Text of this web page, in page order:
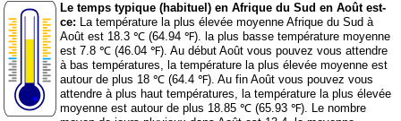
Le temps typique (habituel) en Afrique du Sud en Août est-
ce: La température la plus élevée moyenne Afrique du Sud à
Août est 18.3 ℃ (64.94 ℉). la plus basse température moyenne
est 7.8 ℃ (46.04 ℉). Au début Août vous pouvez vous attendre
à bas températures, la température la plus élevée moyenne est
autour de plus 18 ℃ (64.4 ℉). Au fin Août vous pouvez vous
attendre à plus haut températures, la température la plus élevée
moyenne est autour de plus 18.85 ℃ (65.93 ℉). Le nombre